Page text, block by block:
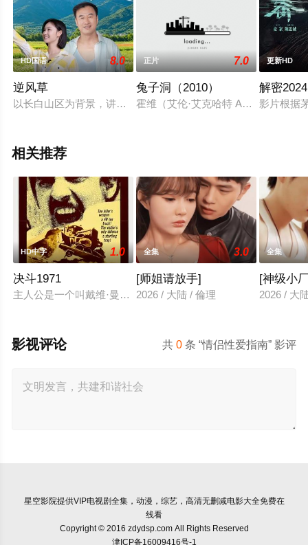
HD国语 8.0
逆风草
以长白山区为背景，讲述大学生林俏在当地开展特殊教育期间
正片 7.0
兔子洞（2010）
霍维（艾伦·艾克哈特 Aaron Eckhart
更新HD
解密2024
影片根据
相关推荐
HD中字 1.0
决斗1971
主人公是一个叫戴维·曼恩（丹尼斯·韦弗 Dennis Weaver 饰）
全集 3.0
[师姐请放手]
2026 / 大陆 / 倫理
全集
[神级小
2026 / 大
共0 条 “情侣性爱指南” 影评
影视评论
星空影院提供VIP电视剧全集，动漫，综艺，高清无删减电影大全免费在
线看
Copyright © 2016 zdydsp.com All Rights Reserved
津ICP备16009416号-1